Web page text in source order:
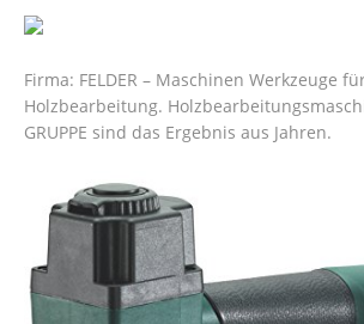
Firma: FELDER – Maschinen Werkzeuge
Holzbearbeitung.
GRUPPE sind das Ergebnis aus Jahren.